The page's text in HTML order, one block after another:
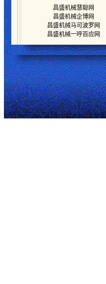
昌盛机械慧聪网
昌盛机械企博网
昌盛机械马可波罗网
昌盛机械一呼百应网